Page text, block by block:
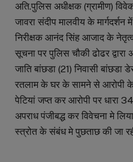
अति.पुलिस अधीक्षक (ग्रामीण)
जावरा संदीप मालवीय के मार्गदर्शन
निरीक्षक आनंद सिंह आजाद के
सूचना पर पुलिस चौकी ढोढर
जाति बांछडा (21) निवासी बांछडा
रतलाम के घर के सामने से
पेटियां जप्त कर आरोपी पर धारा
अपराध पंजीबद्ध कर विवेचना मे
स्त्रोत के संबंध मे पुछताछ की जा